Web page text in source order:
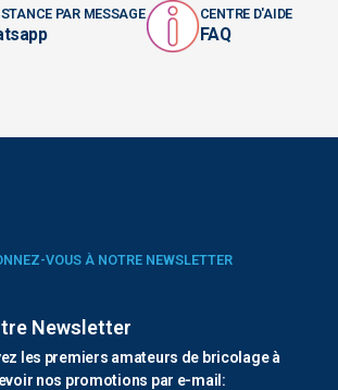
PAR MESSAGE CENTRE D'AIDE
FAQ
VOUS À NOTRE NEWSLETTER
Newsletter
les premiers amateurs de bricolage à
nos promotions par e-mail: